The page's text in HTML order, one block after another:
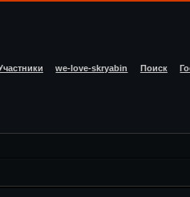
we-love-skryabin Поиск